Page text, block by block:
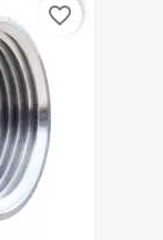
favorite_border